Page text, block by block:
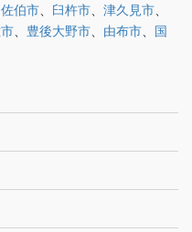
佐伯市、 臼杵市、 津久見市、
、 豊後大野市、 由布市、
国